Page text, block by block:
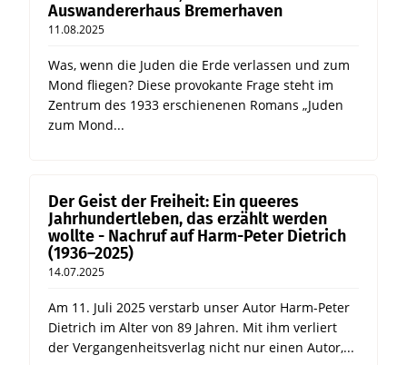
Auswandererhaus Bremerhaven
11.08.2025
Was, wenn die Juden die Erde verlassen und zum
Mond fliegen? Diese provokante Frage steht im
Zentrum des 1933 erschienenen Romans „Juden
zum Mond...
Der Geist der Freiheit: Ein queeres
Jahrhundertleben, das erzählt werden
wollte - Nachruf auf Harm-Peter Dietrich
(1936–2025)
14.07.2025
Am 11. Juli 2025 verstarb unser Autor Harm-Peter
Dietrich im Alter von 89 Jahren. Mit ihm verliert
der Vergangenheitsverlag nicht nur einen Autor,...